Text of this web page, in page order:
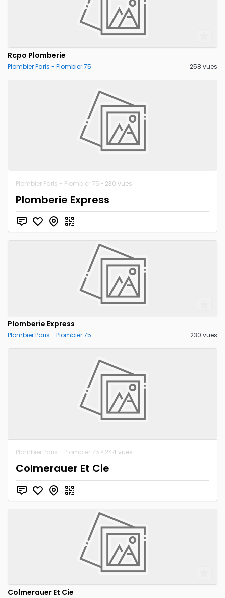
Rcpo Plomberie
Plombier Paris - Plombier 75 258 vues
Plombier Paris - Plombier 75 • 230 vues
Plomberie Express
Plomberie Express
Plombier Paris - Plombier 75 230 vues
Plombier Paris - Plombier 75 • 244 vues
Colmerauer Et Cie
Colmerauer Et Cie